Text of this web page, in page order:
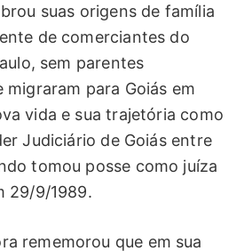
suas origens de família
de comerciantes do
sem parentes
para Goiás em
vida e sua trajetória como
Judiciário de Goiás entre
tomou posse como juíza
29/9/1989.
rememorou que em sua